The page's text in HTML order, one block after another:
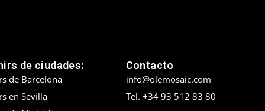
de ciudades:
de Barcelona
en Sevilla
Contacto
info@olemosaic.com
Tel. +34 93 512 83 80